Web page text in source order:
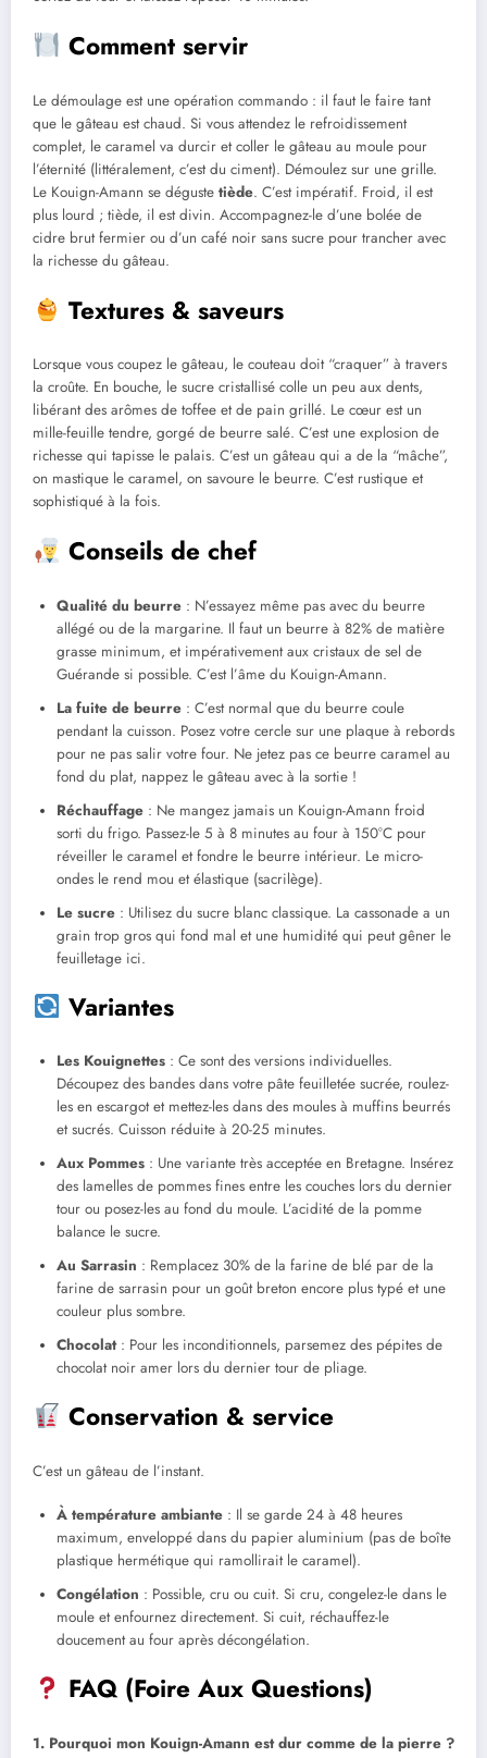
Comment servir
Le démoulage est une opération commando : il faut le faire tant
que le gâteau est chaud. Si vous attendez le refroidissement
complet, le caramel va durcir et coller le gâteau au moule pour
l’éternité (littéralement, c’est du ciment). Démoulez sur une grille.
Le Kouign-Amann se déguste tiède. C’est impératif. Froid, il est
plus lourd ; tiède, il est divin. Accompagnez-le d’une bolée de
cidre brut fermier ou d’un café noir sans sucre pour trancher avec
la richesse du gâteau.
Textures & saveurs
Lorsque vous coupez le gâteau, le couteau doit “craquer” à travers
la croûte. En bouche, le sucre cristallisé colle un peu aux dents,
libérant des arômes de toffee et de pain grillé. Le cœur est un
mille-feuille tendre, gorgé de beurre salé. C’est une explosion de
richesse qui tapisse le palais. C’est un gâteau qui a de la “mâche”,
on mastique le caramel, on savoure le beurre. C’est rustique et
sophistiqué à la fois.
Conseils de chef
Qualité du beurre : N’essayez même pas avec du beurre
allégé ou de la margarine. Il faut un beurre à 82% de matière
grasse minimum, et impérativement aux cristaux de sel de
Guérande si possible. C’est l’âme du Kouign-Amann.
La fuite de beurre : C’est normal que du beurre coule
pendant la cuisson. Posez votre cercle sur une plaque à rebords
pour ne pas salir votre four. Ne jetez pas ce beurre caramel au
fond du plat, nappez le gâteau avec à la sortie !
Réchauffage : Ne mangez jamais un Kouign-Amann froid
sorti du frigo. Passez-le 5 à 8 minutes au four à 150°C pour
réveiller le caramel et fondre le beurre intérieur. Le micro-
ondes le rend mou et élastique (sacrilège).
Le sucre : Utilisez du sucre blanc classique. La cassonade a un
grain trop gros qui fond mal et une humidité qui peut gêner le
feuilletage ici.
Variantes
Les Kouignettes : Ce sont des versions individuelles.
Découpez des bandes dans votre pâte feuilletée sucrée, roulez-
les en escargot et mettez-les dans des moules à muffins beurrés
et sucrés. Cuisson réduite à 20-25 minutes.
Aux Pommes : Une variante très acceptée en Bretagne. Insérez
des lamelles de pommes fines entre les couches lors du dernier
tour ou posez-les au fond du moule. L’acidité de la pomme
balance le sucre.
Au Sarrasin : Remplacez 30% de la farine de blé par de la
farine de sarrasin pour un goût breton encore plus typé et une
couleur plus sombre.
Chocolat: Pour les inconditionnels, parsemez des pépites de
chocolat noir amer lors du dernier tour de pliage.
Conservation & service
C’est un gâteau de l’instant.
À température ambiante : Il se garde 24 à 48 heures
maximum, enveloppé dans du papier aluminium (pas de boîte
plastique hermétique qui ramollirait le caramel).
Congélation : Possible, cru ou cuit. Si cru, congelez-le dans le
moule et enfournez directement. Si cuit, réchauffez-le
doucement au four après décongélation.
FAQ (Foire Aux Questions)
1. Pourquoi mon Kouign-Amann est dur comme de la pierre ?